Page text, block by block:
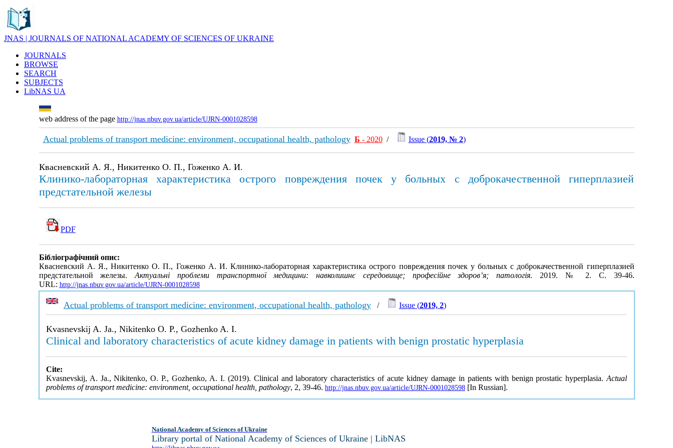
JNAS | JOURNALS OF NATIONAL ACADEMY OF SCIENCES OF UKRAINE
JOURNALS
BROWSE
SEARCH
SUBJECTS
LibNAS UA
web address of the page http://jnas.nbuv.gov.ua/article/UJRN-0001028598
Actual problems of transport medicine: environment, occupational health, pathology Б - 2020/ Issue (2019, № 2)
Квасневский А. Я., Никитенко О. П., Гоженко А. И.
Клинико-лабораторная характеристика острого повреждения почек у больных с доброкачественной гиперплазией
предстательной железы
PDF
Бібліографічний опис:
Квасневский А. Я., Никитенко О. П., Гоженко А. И. Клинико-лабораторная характеристика острого повреждения почек у больных с доброкачественной гиперплазией
предстательной железы.Актуальні проблеми транспортної медицини: навколишнє середовище; професійне здоров’я; патологія. 2019. № 2. С. 39-46.
URL: http://jnas.nbuv.gov.ua/article/UJRN-0001028598
Actual problems of transport medicine: environment, occupational health, pathology/ Issue (2019, 2)
Kvasnevskij A. Ja., Nikitenko O. P., Gozhenko A. I.
Clinical and laboratory characteristics of acute kidney damage in patients with benign prostatic hyperplasia
Cite:
Kvasnevskij, A. Ja., Nikitenko, O. P., Gozhenko, A. I. (2019). Clinical and laboratory characteristics of acute kidney damage in patients with benign prostatic hyperplasia.Actual
problems of transport medicine: environment, occupational health, pathology, 2, 39-46. http://jnas.nbuv.gov.ua/article/UJRN-0001028598[In Russian].
National Academy of Sciences of Ukraine
Library portal of National Academy of Sciences of Ukraine | LibNAS